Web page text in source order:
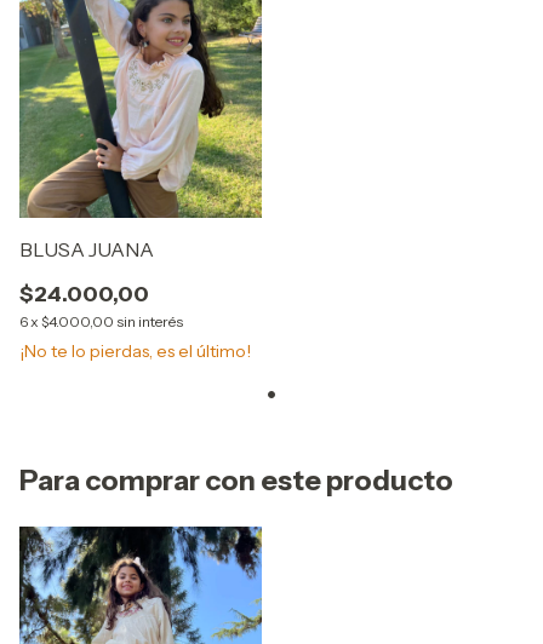
BLUSA JUANA
$24.000,00
6 x $4.000,00 sin interés
¡No te lo pierdas, es el último!
Para comprar con este producto